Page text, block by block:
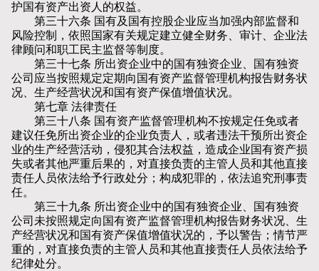
护国有资产出资人的权益。
第三十六条 国有及国有控股企业应当加强内部监督和
风险控制，依照国家有关规定建立健全财务、审计、企业法
律顾问和职工民主监督等制度。
第三十七条 所出资企业中的国有独资企业、国有独资
公司应当按照规定定期向国有资产监督管理机构报告财务状
况、生产经营状况和国有资产保值增值状况。
第七章 法律责任
第三十八条 国有资产监督管理机构不按规定任免或者
建议任免所出资企业的企业负责人，或者违法干预所出资企
业的生产经营活动，侵犯其合法权益，造成企业国有资产损
失或者其他严重后果的，对直接负责的主管人员和其他直接
责任人员依法给予行政处分；构成犯罪的，依法追究刑事责
任。
第三十九条 所出资企业中的国有独资企业、国有独资
公司未按照规定向国有资产监督管理机构报告财务状况、生
产经营状况和国有资产保值增值状况的，予以警告；情节严
重的，对直接负责的主管人员和其他直接责任人员依法给予
纪律处分。